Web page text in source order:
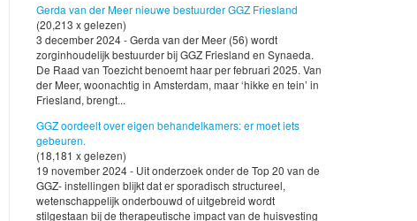
Gerda van der Meer nieuwe bestuurder GGZ Friesland
(20,213 x gelezen)
3 december 2024 - Gerda van der Meer (56) wordt
zorginhoudelijk bestuurder bij GGZ Friesland en Synaeda.
De Raad van Toezicht benoemt haar per februari 2025. Van
der Meer, woonachtig in Amsterdam, maar ‘hikke en tein’ in
Friesland, brengt...
GGZ oordeelt over eigen behandelkamers: er moet iets
gebeuren.
(18,181 x gelezen)
19 november 2024 - Uit onderzoek onder de Top 20 van de
GGZ- instellingen blijkt dat er sporadisch structureel,
wetenschappelijk onderbouwd of uitgebreid wordt
stilgestaan bij de therapeutische impact van de huisvesting